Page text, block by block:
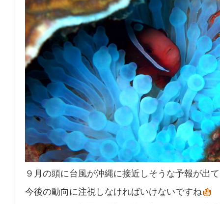
９月の頭に台風が沖縄に接近しそうな予報が出
今後の動向に注視しなければいけないですね